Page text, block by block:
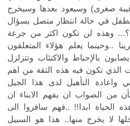
صغرى) وسيعود بعدها وسيخرج
في حالة انتظار متصل بسؤال
وهذه لن تكون اكثر من جرعة
..وحينما يعلم هؤلاء المتعلقون
بالإحباط والاكتئاب وتتزلزل
الذي تكون فيه هذه الثقة من اهم
واعادة التأهيل لدى هذا الجيل
من الصواب ان يفهم الابناء ان
الحياة ابدا!! ..فهم سافروا الى
لا يخرج منها.. هذا هو السبيل